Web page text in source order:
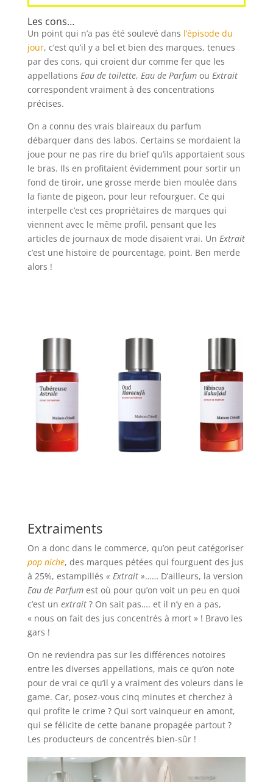
Les cons…
Un point qui n’a pas été soulevé dans l’épisode du
jour, c’est qu’il y a bel et bien des marques, tenues
par des cons, qui croient dur comme fer que les
appellations Eau de toilette, Eau de Parfumou Extrait
correspondent vraiment à des concentrations
précises.
On a connu des vrais blaireaux du parfum
débarquer dans des labos. Certains se mordaient la
joue pour ne pas rire du brief qu’ils apportaient sous
le bras. Ils en profitaient évidemment pour sortir un
fond de tiroir, une grosse merde bien moulée dans
la fiante de pigeon, pour leur refourguer. Ce qui
interpelle c’est ces propriétaires de marques qui
viennent avec le même profil, pensant que les
articles de journaux de mode disaient vrai. Un Extrait
c’est une histoire de pourcentage, point. Ben merde
alors !
Extraiments
On a donc dans le commerce, qu’on peut catégoriser
pop niche, des marques pétées qui fourguent des jus
à 25%, estampillés « Extrait »…… D’ailleurs, la version
Eau de Parfumest où pour qu’on voit un peu en quoi
c’est un extrait? On sait pas…. et il n’y en a pas,
« nous on fait des jus concentrés à mort » ! Bravo les
gars !
On ne reviendra pas sur les différences notoires
entre les diverses appellations, mais ce qu’on note
pour de vrai ce qu’il y a vraiment des voleurs dans le
game. Car, posez-vous cinq minutes et cherchez à
qui profite le crime ? Qui sort vainqueur en amont,
qui se félicite de cette banane propagée partout ?
Les producteurs de concentrés bien-sûr !